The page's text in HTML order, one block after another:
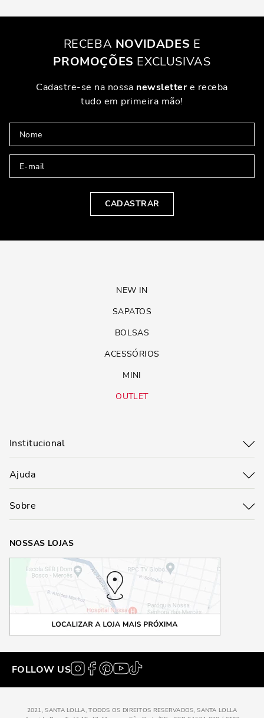
RECEBA NOVIDADES E
PROMOÇÕES EXCLUSIVAS
Cadastre-se na nossa newslettere receba
tudo em primeira mão!
CADASTRAR
NEW IN
SAPATOS
BOLSAS
ACESSÓRIOS
MINI
OUTLET
Institucional
Ajuda
Sobre
NOSSAS LOJAS
FOLLOW US
2021, SANTA LOLLA, TODOS OS DIREITOS RESERVADOS, SANTA LOLLA